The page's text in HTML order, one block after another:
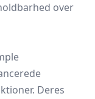
over
Deres